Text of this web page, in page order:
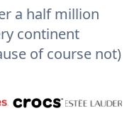
a half million
continent
of course not)